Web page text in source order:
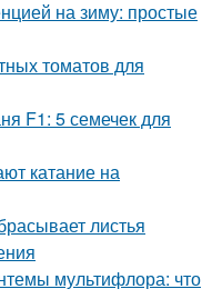
на зиму: простые
томатов для
F1: 5 семечек для
катание на
листья
мультифлора: что